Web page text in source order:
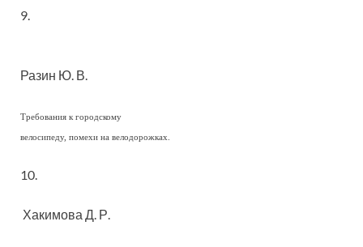
9.
Разин Ю. В.
Требования к городскому
велосипеду, помехи на велодорожках.
10.
Хакимова Д. Р.